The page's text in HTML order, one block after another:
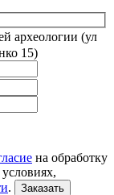
археологии (ул
15)
на обработку
.